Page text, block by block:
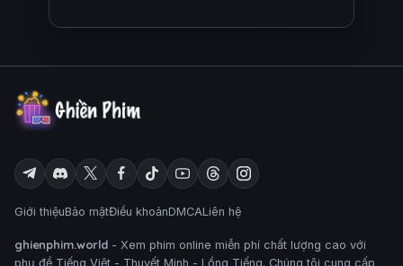
Giới thiệuBảo mậtĐiều khoảnDMCALiên hệ
ghienphim.world - Xem phim online miễn phí chất lượng cao với
phụ đề Tiếng Việt - Thuyết Minh - Lồng Tiếng. Chúng tôi cung cấp